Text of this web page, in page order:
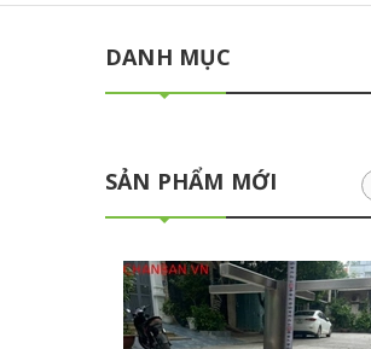
DANH MỤC
SẢN PHẨM MỚI